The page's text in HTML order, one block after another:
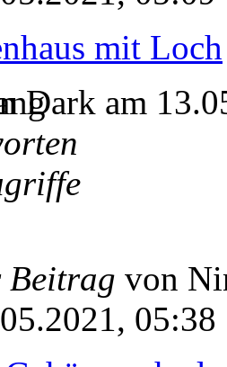
mit Loch
Dark am
Beitrag von
05:38